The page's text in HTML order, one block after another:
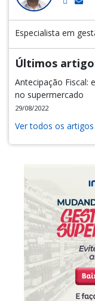
Especialista em
Últimos
Antecipação Fiscal:
no supermercado
29/08/2022
Ver todos os artigos